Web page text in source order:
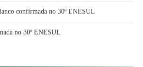
confirmada no 30º ENESUL
no 30º ENESUL